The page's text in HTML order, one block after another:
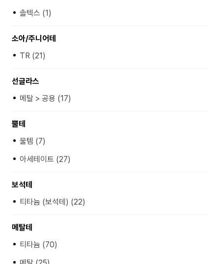
솔텍스 (1)
소아/주니어테
TR (21)
선글라스
메탈 > 공용 (17)
뿔테
울템 (7)
아세테이트 (27)
보석테
티타늄 (보석테) (22)
메탈테
티타늄 (70)